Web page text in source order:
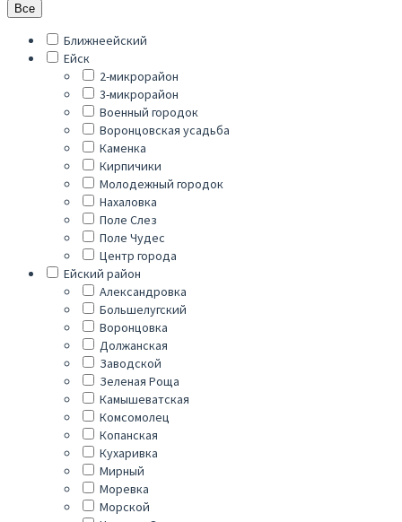
Все
Ближнеейский
Ейск
2-микрорайон
3-микрорайон
Военный городок
Воронцовская усадьба
Каменка
Кирпичики
Молодежный городок
Нахаловка
Поле Слез
Поле Чудес
Центр города
Ейский район
Александровка
Большелугский
Воронцовка
Должанская
Заводской
Зеленая Роща
Камышеватская
Комсомолец
Копанская
Кухаривка
Мирный
Моревка
Морской